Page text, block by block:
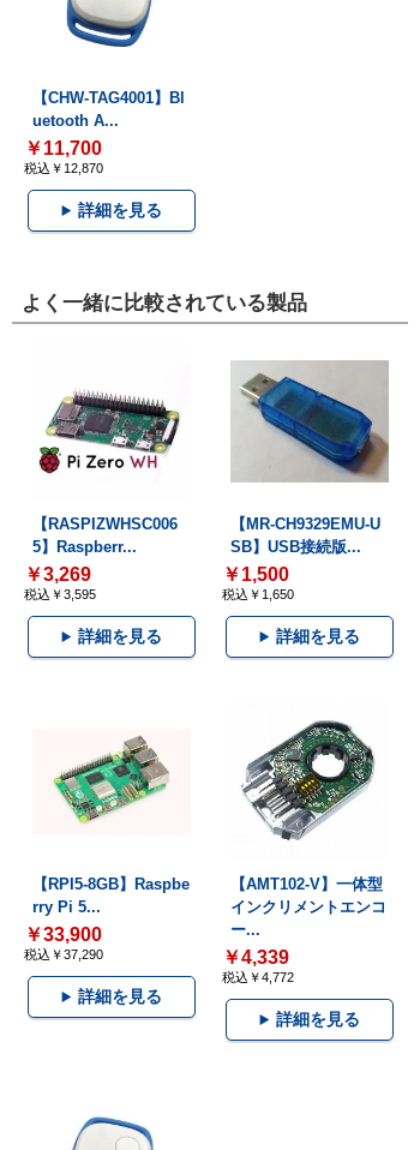
【CHW-TAG4001】Bl
uetooth A...
￥11,700
税込￥12,870
詳細を見る
よく一緒に比較されている製品
【RASPIZWHSC006
5】Raspberr...
￥3,269
税込￥3,595
詳細を見る
【MR-CH9329EMU-U
SB】USB接続版...
￥1,500
税込￥1,650
詳細を見る
【RPI5-8GB】Raspbe
rry Pi 5...
￥33,900
税込￥37,290
詳細を見る
【AMT102-V】一体型
インクリメントエンコ
ー...
￥4,339
税込￥4,772
詳細を見る